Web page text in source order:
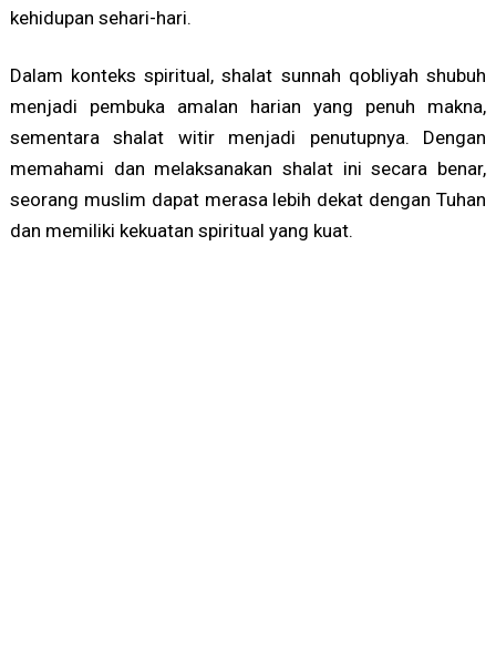
kehidupan sehari-hari.
Dalam konteks spiritual, shalat sunnah qobliyah shubuh
menjadi pembuka amalan harian yang penuh makna,
sementara shalat witir menjadi penutupnya. Dengan
memahami dan melaksanakan shalat ini secara benar,
seorang muslim dapat merasa lebih dekat dengan Tuhan
dan memiliki kekuatan spiritual yang kuat.